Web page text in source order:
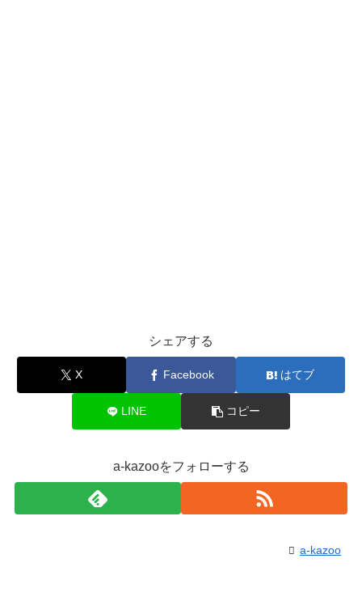
シェアする
X Facebook はてブ
LINE コピー
a-kazooをフォローする
a-kazoo